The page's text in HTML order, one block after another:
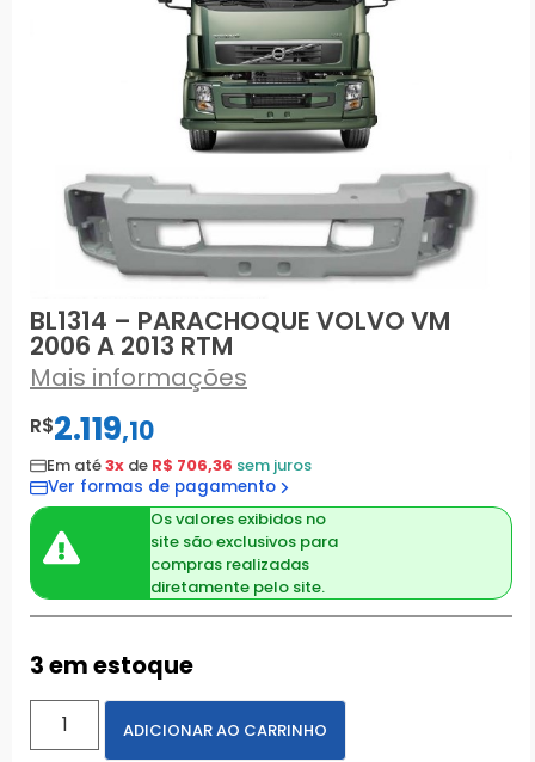
BL1314 – PARACHOQUE VOLVO VM
2006 A 2013 RTM
Mais informações
R$2.119,10
Em até3x de R$ 706,36 sem juros
Ver formas de pagamento
Os valores exibidos no
site são exclusivos para
compras realizadas
diretamente pelo site.
3 em estoque
ADICIONAR AO CARRINHO